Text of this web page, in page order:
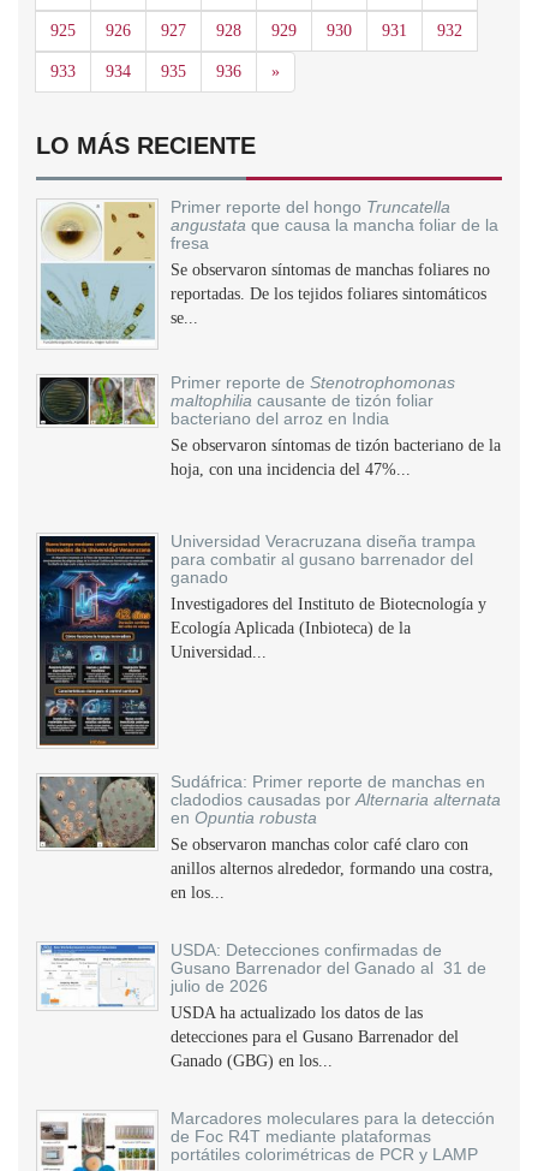
925 926 927 928 929 930 931 932
933 934 935 936 »Siguiente
LO MÁS RECIENTE
Primer reporte del hongo Truncatella
angustata que causa la mancha foliar de la
fresa
Se observaron síntomas de manchas foliares no
reportadas. De los tejidos foliares sintomáticos
se...
Primer reporte de Stenotrophomonas
maltophilia causante de tizón foliar
bacteriano del arroz en India
Se observaron síntomas de tizón bacteriano de la
hoja, con una incidencia del 47%...
Universidad Veracruzana diseña trampa
para combatir al gusano barrenador del
ganado
Investigadores del Instituto de Biotecnología y
Ecología Aplicada (Inbioteca) de la
Universidad...
Sudáfrica: Primer reporte de manchas en
cladodios causadas por Alternaria alternata
en Opuntia robusta
Se observaron manchas color café claro con
anillos alternos alrededor, formando una costra,
en los...
USDA: Detecciones confirmadas de
Gusano Barrenador del Ganado al 31 de
julio de 2026
USDA ha actualizado los datos de las
detecciones para el Gusano Barrenador del
Ganado (GBG) en los...
Marcadores moleculares para la detección
de Foc R4T mediante plataformas
portátiles colorimétricas de PCR y LAMP